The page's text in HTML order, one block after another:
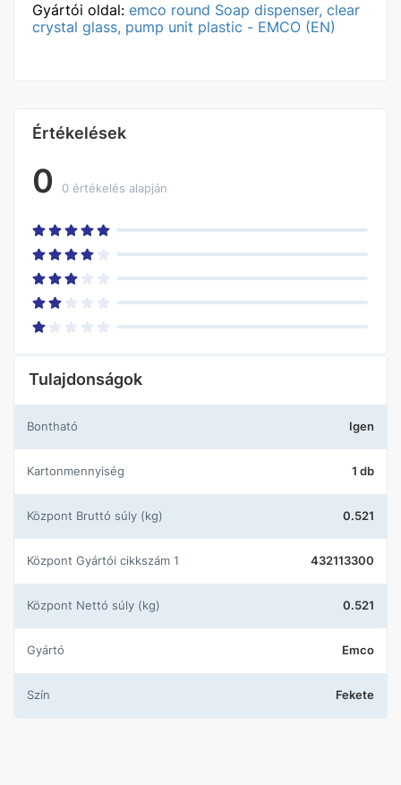
Gyártói oldal: emco round Soap dispenser, clear
crystal glass, pump unit plastic - EMCO (EN)
Értékelések
0 0 értékelés alapján
Tulajdonságok
Bontható Igen
Kartonmennyiség 1 db
központ Bruttó súly (kg) 0.521
központ Gyártói cikkszám 1 432113300
központ Nettó súly (kg) 0.521
Gyártó Emco
Szín Fekete